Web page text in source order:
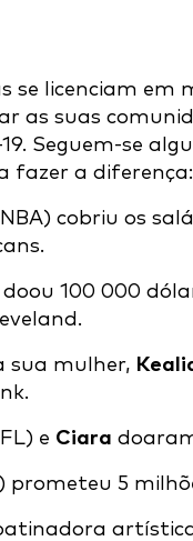
se licenciam
as suas
Seguem-se
fazer a diferença:
cobriu os
doou 100 000
sua mulher,
e Ciara
prometeu 5